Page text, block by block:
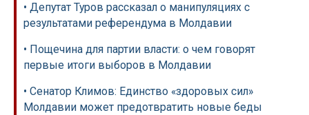
• Депутат Туров рассказал о манипуляциях с
результатами референдума в Молдавии
• Пощечина для партии власти: о чем говорят
первые итоги выборов в Молдавии
• Сенатор Климов: Единство «здоровых сил»
Молдавии может предотвратить новые беды